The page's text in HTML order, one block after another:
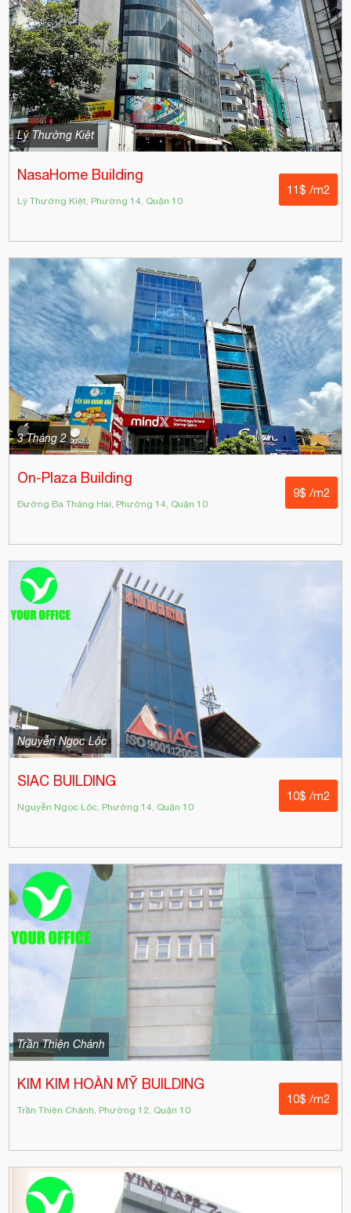
Lý Thường Kiệt
NasaHome Building
Lý Thường Kiệt, Phường 14, Quận 10
11$ /m2
3 Tháng 2
On-Plaza Building
Đường Ba Tháng Hai, Phường 14, Quận 10
9$ /m2
Nguyễn Ngọc Lộc
SIAC BUILDING
Nguyễn Ngọc Lộc, Phường 14, Quận 10
10$ /m2
Trần Thiện Chánh
KIM KIM HOÀN MỸ BUILDING
Trần Thiện Chánh, Phường 12, Quận 10
10$ /m2